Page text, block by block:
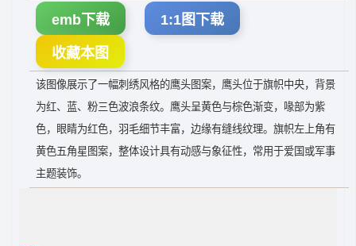
emb下载 1:1图下载
收藏本图
该图像展示了一幅刺绣风格的鹰头图案，鹰头位于旗帜中央，背景
为红、蓝、粉三色波浪条纹。鹰头呈黄色与棕色渐变，喙部为紫
色，眼睛为红色，羽毛细节丰富，边缘有缝线纹理。旗帜左上角有
黄色五角星图案，整体设计具有动感与象征性，常用于爱国或军事
主题装饰。